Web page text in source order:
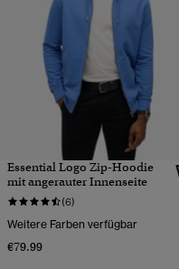
Essential Logo Zip-Hoodie
mit angerauter Innenseite
(6)
Weitere Farben verfügbar
€79.99